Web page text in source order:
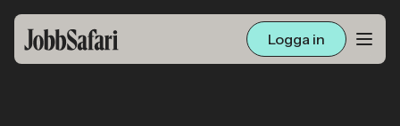
Logga in